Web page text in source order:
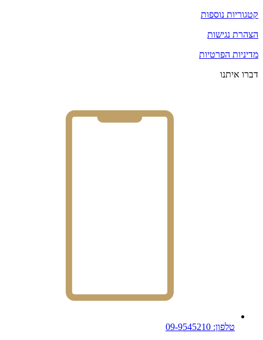
קטגוריות נוספות
הצהרת נגישות
מדיניות הפרטיות
דברו איתנו
טלפון: 09-9545210